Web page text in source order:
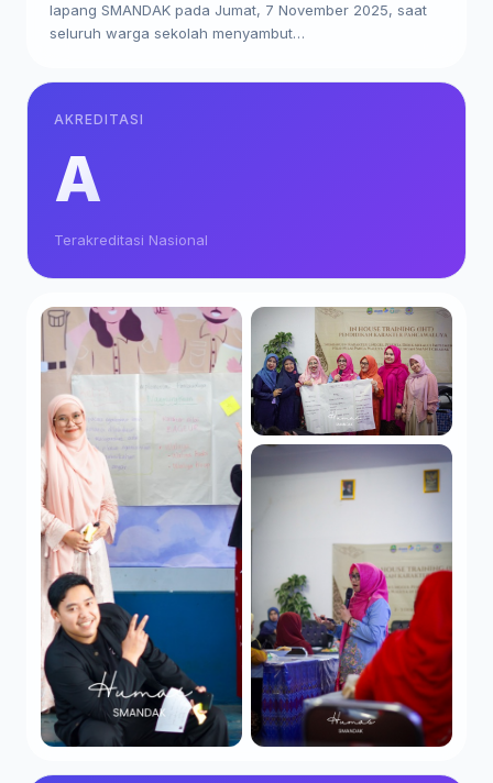
lapang SMANDAK pada Jumat, 7 November 2025, saat
seluruh warga sekolah menyambut…
AKREDITASI
A
Terakreditasi Nasional